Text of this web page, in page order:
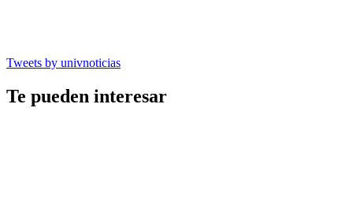
Tweets by univnoticias
Te pueden interesar